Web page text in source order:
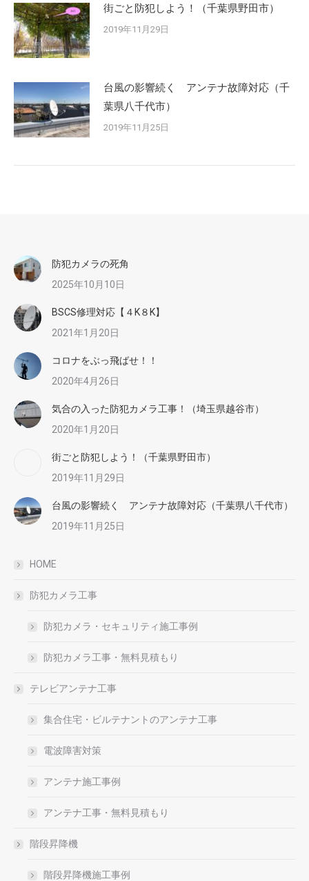
街ごと防犯しよう！（千葉県野田市）
2019年11月29日
台風の影響続く アンテナ故障対応（千
葉県八千代市）
2019年11月25日
防犯カメラの死角
2025年10月10日
BSCS修理対応【４K８K】
2021年1月20日
コロナをぶっ飛ばせ！！
2020年4月26日
気合の入った防犯カメラ工事！（埼玉県越谷市）
2020年1月20日
街ごと防犯しよう！（千葉県野田市）
2019年11月29日
台風の影響続く アンテナ故障対応（千葉県八千代市）
2019年11月25日
HOME
防犯カメラ工事
防犯カメラ・セキュリティ施工事例
防犯カメラ工事・無料見積もり
テレビアンテナ工事
集合住宅・ビルテナントのアンテナ工事
電波障害対策
アンテナ施工事例
アンテナ工事・無料見積もり
階段昇降機
階段昇降機施工事例